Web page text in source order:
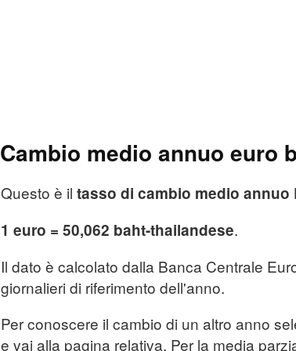
Cambio medio annuo euro
Questo è il tasso di cambio medio annuo
1 euro = 50,062 baht-thailandese.
Il dato è calcolato dalla Banca Centrale
giornalieri di riferimento dell'anno.
Per conoscere il cambio di un altro anno
e vai alla pagina relativa. Per la media